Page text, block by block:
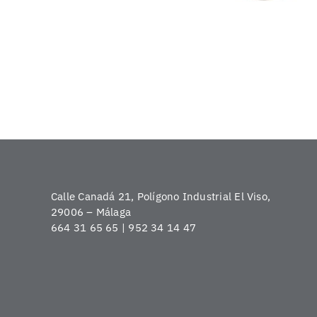
Calle Canadá 21, Polígono Industrial El Viso,
29006 – Málaga
664 31 65 65 | 952 34 14 47